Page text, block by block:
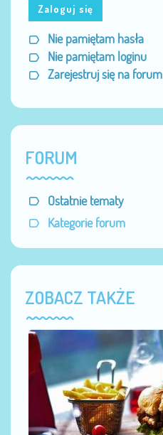
Zaloguj się
Nie pamiętam hasła
Nie pamiętam loginu
Zarejestruj się na forum
FORUM
Ostatnie tematy
Kategorie forum
ZOBACZ TAKŻE